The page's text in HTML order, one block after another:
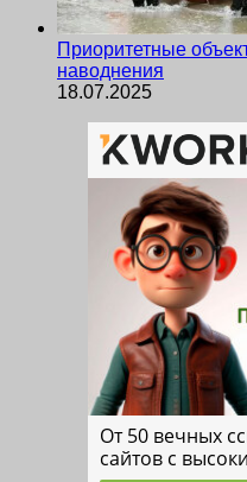
Приоритетные
наводнения
18.07.2025